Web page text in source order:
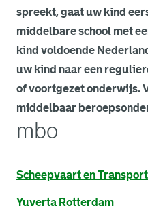
spreekt, gaat uw kind
middelbare school met
kind voldoende
uw kind naar een
of voortgezet onderwijs.
middelbaar
mbo
Scheepvaart en
. Link opent een externe
Yuverta Rotterdam
. Link opent een externe